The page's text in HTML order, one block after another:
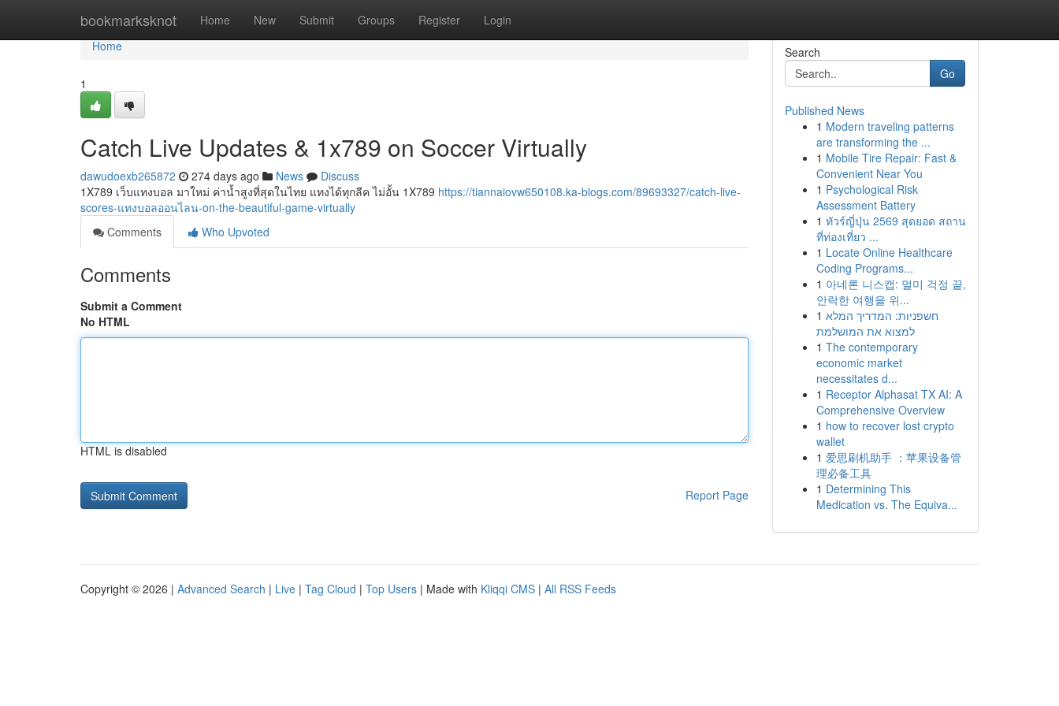
bookmarksknot Home New Submit Groups Register Login
Home
Home
1
Catch Live Updates & 1x789 on Soccer Virtually
dawudoexb265872 274 days ago News
Discuss
1X789 เว็บแทงบอล มาใหม่ ค่าน้ำสูงที่สุดในไทย แทงได้ทุกลีค ไม่อั้น 1X789 https://tiannaiovw650108.ka-blogs.com/89693327/catch-live-
scores-แทงบอลออนไลน-on-the-beautiful-game-virtually
Comments
Who Upvoted
Comments
Submit a Comment
No HTML
HTML is disabled
Report Page
Search
Go
Published News
1 Modern traveling patterns
are transforming the ...
1 Mobile Tire Repair: Fast &
Convenient Near You
1 Psychological Risk
Assessment Battery
1 ทัวร์ญี่ปุ่น 2569 สุดยอด สถาน
ที่ท่องเที่ยว ...
1 Locate Online Healthcare
Coding Programs...
1 아네론 니스캡: 멀미 걱정 끝,
안락한 여행을 위...
1 חשפניות: המדריך המלא
למצוא את המושלמת
1 The contemporary
economic market
necessitates d...
1 Receptor Alphasat TX AI: A
Comprehensive Overview
1 how to recover lost crypto
wallet
1 爱思刷机助手 ：苹果设备管
理必备工具
1 Determining This
Medication vs. The Equiva...
Copyright © 2026 | Advanced Search | Live | Tag Cloud | Top Users | Made with Kliqqi CMS | All RSS Feeds